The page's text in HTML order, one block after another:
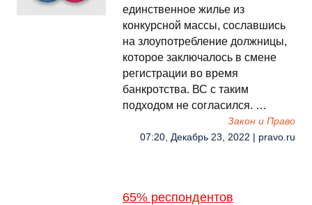
единственное жилье из
конкурсной массы, сославшись
на злоупотребление должницы,
которое заключалось в смене
регистрации во время
банкротства. ВС с таким
подходом не согласился. …
Закон и Право
07:20, Декабрь 23, 2022 | pravo.ru
65% респондентов